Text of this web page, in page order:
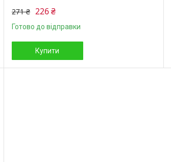
271 ₴ 226 ₴
Готово до відправки
Купити